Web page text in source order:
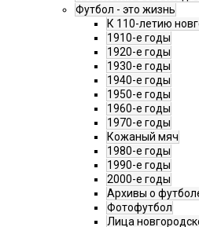
Футбол - это жизнь
К 110-летию
1910-е годы
1920-е годы
1930-е годы
1940-е годы
1950-е годы
1960-е годы
1970-е годы
Кожаный мяч
1980-е годы
1990-е годы
2000-е годы
Архивы о
Фотофутбол
Лица